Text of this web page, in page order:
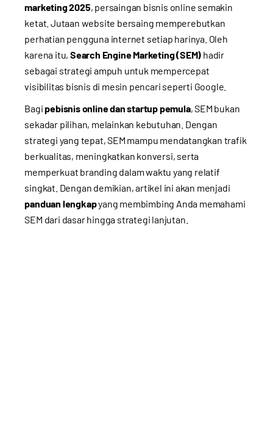
marketing 2025, persaingan bisnis online semakin
ketat. Jutaan website bersaing memperebutkan
perhatian pengguna internet setiap harinya. Oleh
karena itu, Search Engine Marketing (SEM) hadir
sebagai strategi ampuh untuk mempercepat
visibilitas bisnis di mesin pencari seperti Google.
Bagipebisnis online dan startup pemula, SEM bukan
sekadar pilihan, melainkan kebutuhan. Dengan
strategi yang tepat, SEM mampu mendatangkan trafik
berkualitas, meningkatkan konversi, serta
memperkuat branding dalam waktu yang relatif
singkat. Dengan demikian, artikel ini akan menjadi
panduan lengkapyang membimbing Anda memahami
SEM dari dasar hingga strategi lanjutan.